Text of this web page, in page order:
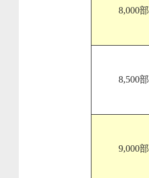
8,000部
8,500部
9,000部